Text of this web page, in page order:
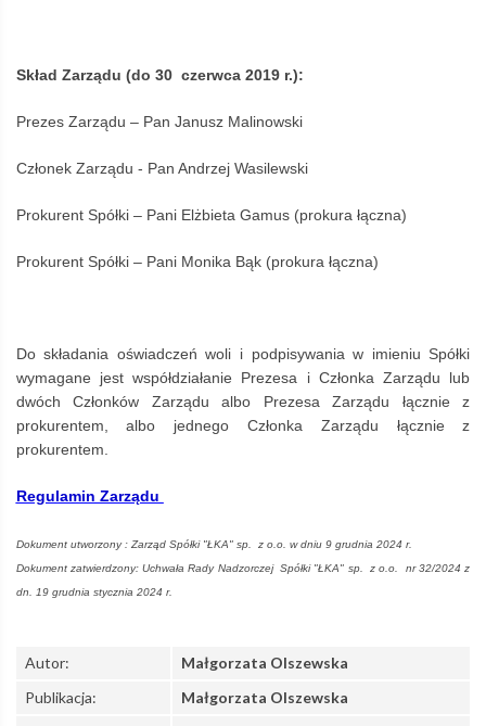
Skład Zarządu (do 30 czerwca 2019 r.):
Prezes Zarządu – Pan Janusz Malinowski
Członek Zarządu - Pan Andrzej Wasilewski
Prokurent Spółki – Pani Elżbieta Gamus (prokura łączna)
Prokurent Spółki – Pani Monika Bąk (prokura łączna)
Do składania oświadczeń woli i podpisywania w imieniu Spółki
wymagane jest współdziałanie Prezesa i Członka Zarządu lub
dwóch Członków Zarządu albo Prezesa Zarządu łącznie z
prokurentem, albo jednego Członka Zarządu łącznie z
prokurentem.
Regulamin Zarządu
Dokument utworzony : Zarząd Spółki "ŁKA" sp. z o.o. w dniu 9 grudnia 2024 r.
Dokument zatwierdzony: Uchwała Rady Nadzorczej Spółki "ŁKA" sp. z o.o. nr 32/2024 z
dn. 19 grudnia stycznia 2024 r.
Autor:
Małgorzata Olszewska
Publikacja:
Małgorzata Olszewska